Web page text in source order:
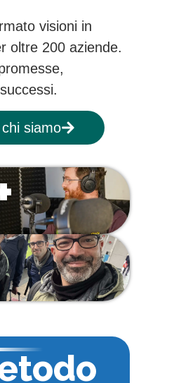
visioni in
oltre 200 aziende.
siamo